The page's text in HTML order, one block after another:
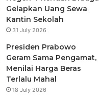
Gelapkan Uang Sewa
Kantin Sekolah
31 July 2026
Presiden Prabowo
Geram Sama Pengamat,
Menilai Harga Beras
Terlalu Mahal
18 July 2026